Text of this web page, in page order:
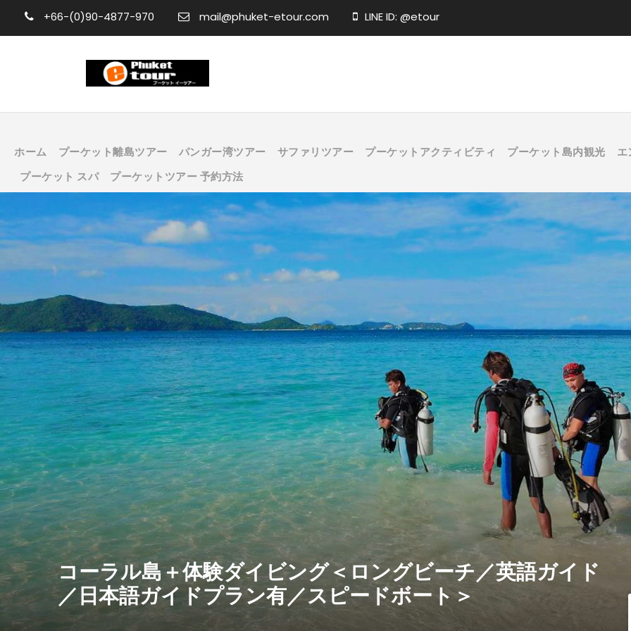
+66-(0)90-4877-970 mail@phuket-etour.com LINE ID: @etour
ホーム プーケット離島ツアー パンガー湾ツアー サファリツアー プーケットアクティビティ プーケット島内観光
エ
プーケット スパ
プーケットツアー 予約方法
コーラル島＋体験ダイビング＜ロングビーチ／英語ガイド
／日本語ガイドプラン有／スピードボート＞